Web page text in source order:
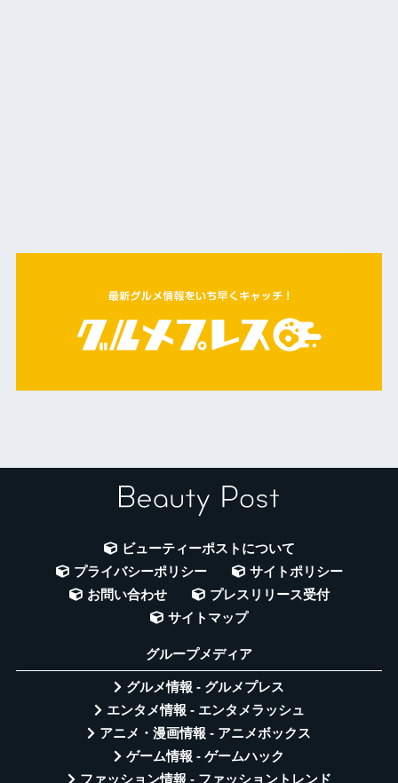
ビューティーポストについて
プライバシーポリシー
サイトポリシー
お問い合わせ
プレスリリース受付
サイトマップ
グループメディア
グルメ情報 - グルメプレス
エンタメ情報 - エンタメラッシュ
アニメ・漫画情報 - アニメボックス
ゲーム情報 - ゲームハック
ファッション情報 - ファッショントレンド